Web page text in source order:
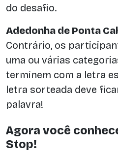
do desafio.
Adedonha de Ponta
Contrário, os
uma ou várias
terminem com a letra
letra sorteada deve
palavra!
Agora você
Stop!